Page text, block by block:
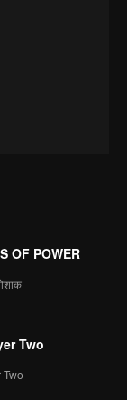
OF POWER
Two